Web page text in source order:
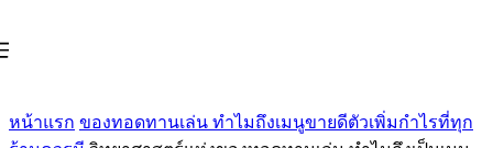
หน้าแรก ของทอดทานเล่น ทำไมถึงเมนูขายดีตัวเพิ่มกำไรที่ทุก